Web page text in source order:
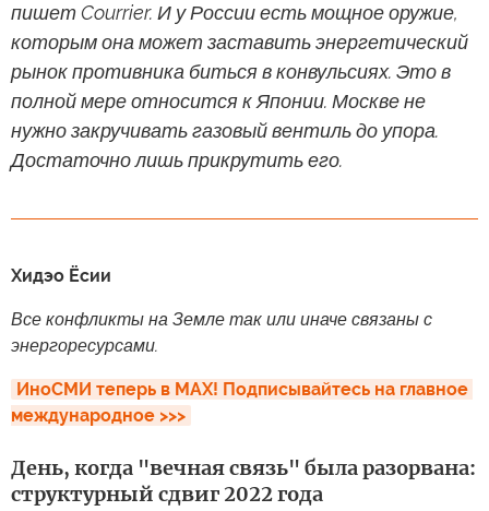
пишет Courrier. И у России есть мощное оружие,
которым она может заставить энергетический
рынок противника биться в конвульсиях. Это в
полной мере относится к Японии. Москве не
нужно закручивать газовый вентиль до упора.
Достаточно лишь прикрутить его.
Хидэо Ёсии
Все конфликты на Земле так или иначе связаны с
энергоресурсами.
ИноСМИ теперь в MAX! Подписывайтесь на главное
международное >>>
День, когда "вечная связь" была разорвана:
структурный сдвиг 2022 года